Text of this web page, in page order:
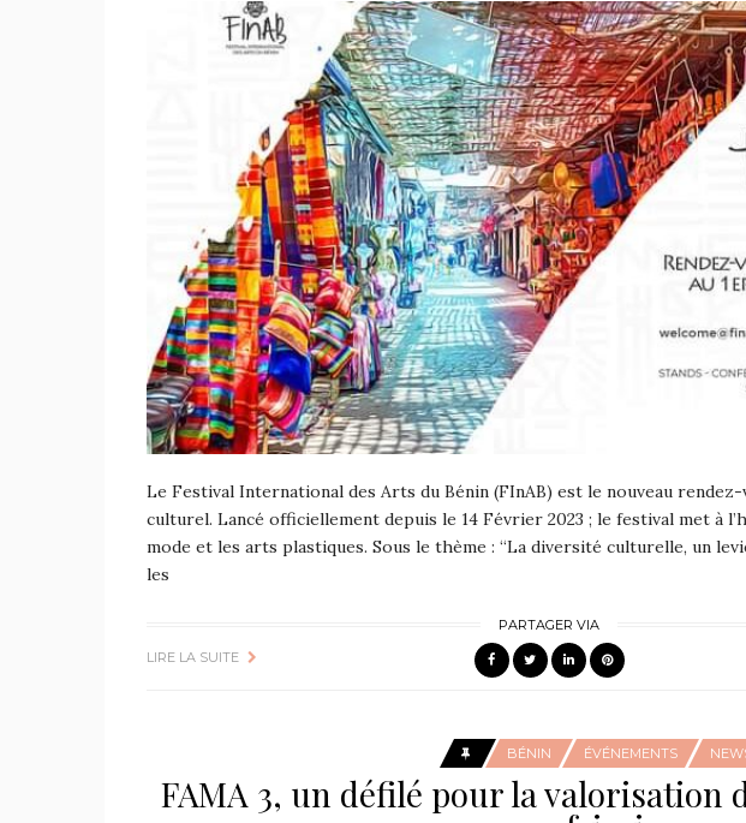
Le Festival International des Arts du Bénin (FInAB) est le nouveau
culturel. Lancé officiellement depuis le 14 Février 2023 ; le festival met à
mode et les arts plastiques. Sous le thème : “La diversité culturelle, un
les
LIRE LA SUITE
PARTAGER VIA
BÉNIN ÉVÉNEMENTS
FAMA 3, un défilé pour la